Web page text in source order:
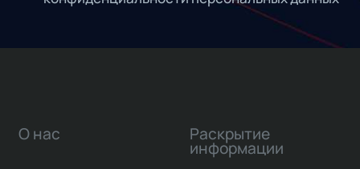
О нас Раскрытие
информации